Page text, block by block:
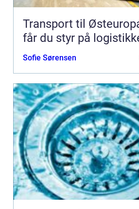
Transport til
får du styr på
Sofie Sørensen